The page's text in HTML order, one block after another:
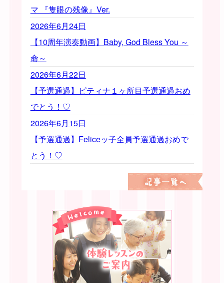
マ 『隻眼の残像』Ver.
2026年6月24日
【10周年演奏動画】Baby, God Bless You ～
命～
2026年6月22日
【予選通過】ピティナ１ヶ所目予選通過おめ
でとう！♡
2026年6月15日
【予選通過】Feliceッ子全員予選通過おめで
とう！♡